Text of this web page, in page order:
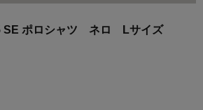
SE ポロシャツ ネロ Lサイズ